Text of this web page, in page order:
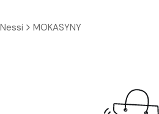
Nessi MOKASYNY